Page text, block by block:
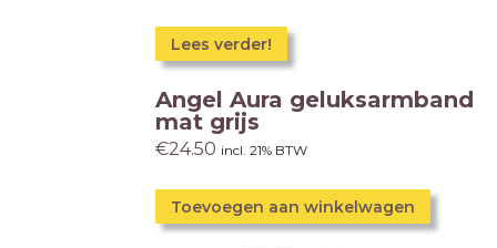
Lees verder!
Angel Aura geluksarmband
mat grijs
€24.50 incl. 21% BTW
Toevoegen aan winkelwagen